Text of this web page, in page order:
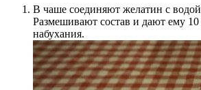
В чаше соединяют желатин с водой
Размешивают состав и дают ему
набухания.